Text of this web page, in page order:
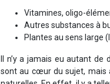
Vitamines, oligo-
Autres substances à
Plantes au sens large
Il n’y a jamais eu autant
sont au cœur du sujet, mais